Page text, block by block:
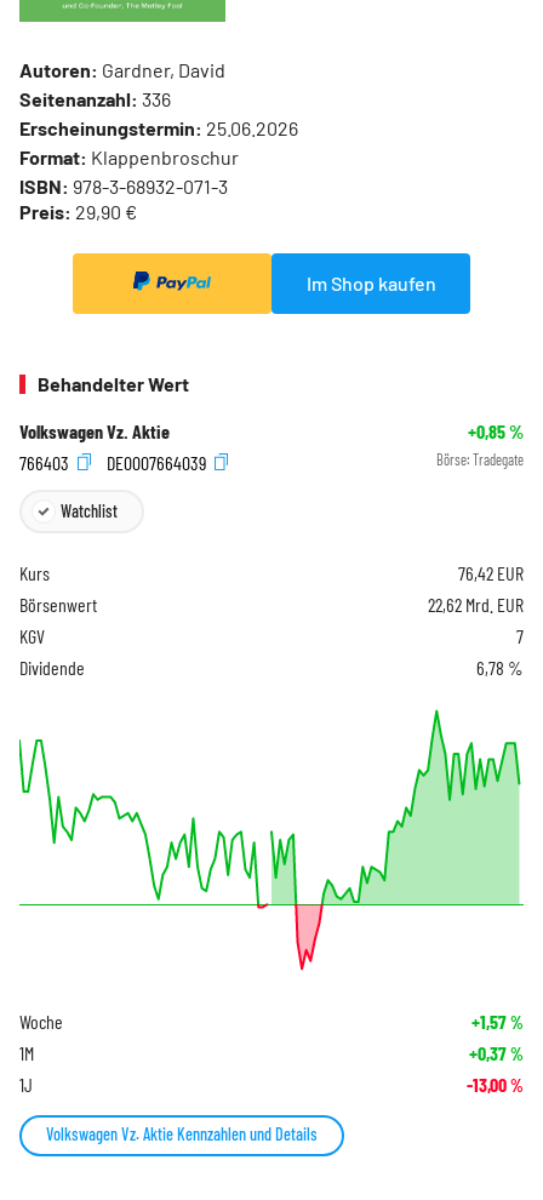
Autoren: Gardner, David
Seitenanzahl: 336
Erscheinungstermin: 25.06.2026
Format: Klappenbroschur
ISBN: 978-3-68932-071-3
Preis: 29,90 €
Im Shop kaufen
Behandelter Wert
Volkswagen Vz. Aktie +0,85%
766403
DE0007664039 Börse: Tradegate
Watchlist
Kurs 76,42 EUR
Börsenwert
22,62 Mrd. EUR
KGV
7
Dividende
6,78 %
Woche +1,57%
1M +0,37%
1J -13,00%
Volkswagen Vz. Aktie Kennzahlen und Details